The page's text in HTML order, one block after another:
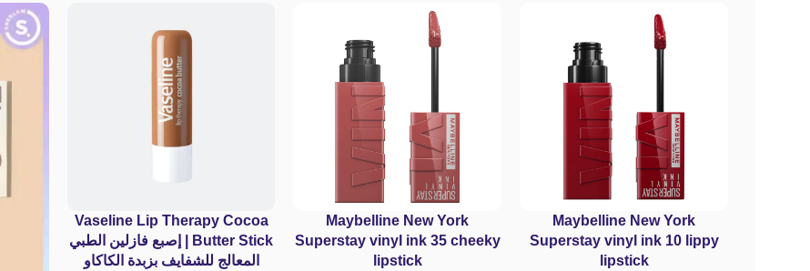
Maybelline New York
Superstay vinyl ink 10 lippy
lipstick
Maybelline New York
Superstay vinyl ink 35 cheeky
lipstick
Vaseline Lip Therapy Cocoa
Butter Stick | إصبع فازلين الطبي
المعالج للشفايف بزبدة الكاكاو